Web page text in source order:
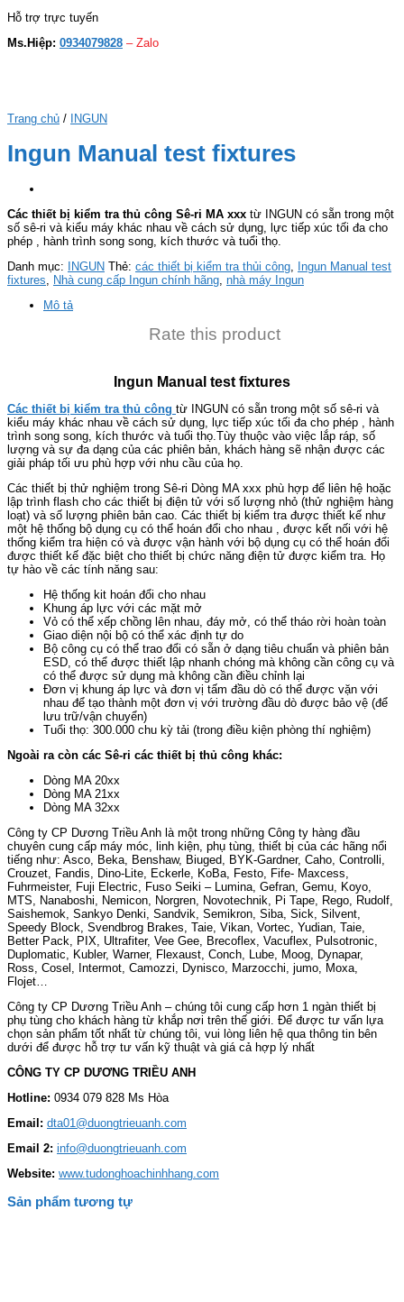
Hỗ trợ trực tuyến
Ms.Hiệp: 0934079828 – Zalo
Trang chủ / INGUN
Ingun Manual test fixtures
Các thiết bị kiểm tra thủ công Sê-ri MA xxx từ INGUN có sẵn trong một
số sê-ri và kiểu máy khác nhau về cách sử dụng, lực tiếp xúc tối đa cho
phép , hành trình song song, kích thước và tuổi thọ.
Danh mục:
INGUN Thẻ: các thiết bị kiểm tra thủi công, Ingun Manual test
fixtures, Nhà cung cấp Ingun chính hãng, nhà máy Ingun
Mô tả
Rate this product
Ingun Manual test fixtures
Các thiết bị kiểm tra thủ công từ INGUN có sẵn trong một số sê-ri và
kiểu máy khác nhau về cách sử dụng, lực tiếp xúc tối đa cho phép , hành
trình song song, kích thước và tuổi thọ.Tùy thuộc vào việc lắp ráp, số
lượng và sự đa dạng của các phiên bản, khách hàng sẽ nhận được các
giải pháp tối ưu phù hợp với nhu cầu của họ.
Các thiết bị thử nghiệm trong Sê-ri Dòng MA xxx phù hợp để liên hệ hoặc
lập trình flash cho các thiết bị điện tử với số lượng nhỏ (thử nghiệm hàng
loạt) và số lượng phiên bản cao. Các thiết bị kiểm tra được thiết kế như
một hệ thống bộ dụng cụ có thể hoán đổi cho nhau , được kết nối với hệ
thống kiểm tra hiện có và được vận hành với bộ dụng cụ có thể hoán đổi
được thiết kế đặc biệt cho thiết bị chức năng điện tử được kiểm tra. Họ
tự hào về các tính năng sau:
Hệ thống kit hoán đổi cho nhau
Khung áp lực với các mặt mở
Vỏ có thể xếp chồng lên nhau, đáy mở, có thể tháo rời hoàn toàn
Giao diện nội bộ có thể xác định tự do
Bộ công cụ có thể trao đổi có sẵn ở dạng tiêu chuẩn và phiên bản
ESD, có thể được thiết lập nhanh chóng mà không cần công cụ và
có thể được sử dụng mà không cần điều chỉnh lại
Đơn vị khung áp lực và đơn vị tấm đầu dò có thể được vặn với
nhau để tạo thành một đơn vị với trường đầu dò được bảo vệ (để
lưu trữ/vận chuyển)
Tuổi thọ: 300.000 chu kỳ tải (trong điều kiện phòng thí nghiệm)
Ngoài ra còn các Sê-ri các thiết bị thủ công khác:
Dòng MA 20xx
Dòng MA 21xx
Dòng MA 32xx
Công ty CP Dương Triều Anh là một trong những Công ty hàng đầu
chuyên cung cấp máy móc, linh kiện, phụ tùng, thiết bị của các hãng nổi
tiếng như: Asco, Beka, Benshaw, Biuged, BYK-Gardner, Caho, Controlli,
Crouzet, Fandis, Dino-Lite, Eckerle, KoBa, Festo, Fife- Maxcess,
Fuhrmeister, Fuji Electric, Fuso Seiki – Lumina, Gefran, Gemu, Koyo,
MTS, Nanaboshi, Nemicon, Norgren, Novotechnik, Pi Tape, Rego, Rudolf,
Saishemok, Sankyo Denki, Sandvik, Semikron, Siba, Sick, Silvent,
Speedy Block, Svendbrog Brakes, Taie, Vikan, Vortec, Yudian, Taie,
Better Pack, PIX, Ultrafiter, Vee Gee, Brecoflex, Vacuflex, Pulsotronic,
Duplomatic, Kubler, Warner, Flexaust, Conch, Lube, Moog, Dynapar,
Ross, Cosel, Intermot, Camozzi, Dynisco, Marzocchi, jumo, Moxa,
Flojet…
Công ty CP Dương Triều Anh – chúng tôi cung cấp hơn 1 ngàn thiết bị
phụ tùng cho khách hàng từ khắp nơi trên thế giới. Để được tư vấn lựa
chọn sản phẩm tốt nhất từ chúng tôi, vui lòng liên hệ qua thông tin bên
dưới để được hỗ trợ tư vấn kỹ thuật và giá cả hợp lý nhất
CÔNG TY CP DƯƠNG TRIỀU ANH
Hotline: 0934 079 828 Ms Hòa
Email: dta01@duongtrieuanh.com
Email 2: info@duongtrieuanh.com
Website: www.tudonghoachinhhang.com
Sản phẩm tương tự